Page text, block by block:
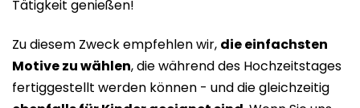
Tätigkeit genießen!
Zu diesem Zweck empfehlen wir, die einfachsten
Motive zu wählen, die während des Hochzeitstages
fertiggestellt werden können - und die gleichzeitig